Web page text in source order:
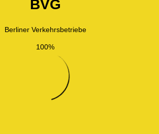
BVG
Berliner Verkehrsbetriebe
100%